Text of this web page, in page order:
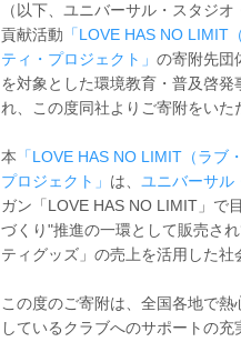
（以下、ユニバーサル・スタジ
貢献活動 「LOVE HAS NO LIMIT
ティ・プロジェクト」 の寄附先団
を対象とした環境教育・普及啓
れ、この度同社よりご寄附をいた
本 「LOVE HAS NO LIMIT（ラブ
プロジェクト」 は、 ユニバーサル
ガン「LOVE HAS NO LIMIT」で
づくり"推進の一環として販売さ
ティグッズ」の売上を活用した社
この度のご寄附は、全国各地で
しているクラブへのサポートの